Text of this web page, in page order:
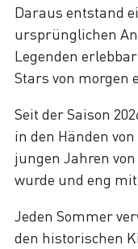
Daraus entstand
ursprünglichen
Legenden
Stars von morgen
Seit der Saison
in den Händen
jungen Jahren
wurde und eng
Jeden Sommer
den historischen